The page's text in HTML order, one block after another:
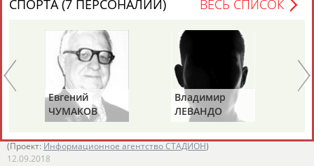
пришел Рашид Рахимов, уже возглавлявший грозненскую
что в тренерский штаб
вошел Роман Пилипчук,
два сезона проработавший...
(Проект: Информационное агентство СТАДИОН
16.09.2018
Игорь Ледяхов: Не хочу озвучивать причины ухода из
"Ахмата". Возможно, скажу об этом позже
...sh; добавил Ледяхов. Напомним, что после ухода из
(Проект: Информационное агентство СТАДИОН)
12.09.2018
СПОРТА (7 ПЕРСОНАЛИЙ)
ВЕСЬ СПИСОК
Евгений
ЧУМАКОВ
Владимир
ЛЕВАНДО